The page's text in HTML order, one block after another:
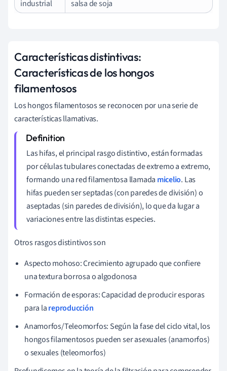
industrial salsa de soja
Características distintivas:
Características de los hongos
filamentosos
Los hongos filamentosos se reconocen por una serie de
características llamativas.
Las hifas, el principal rasgo distintivo, están formadas
por células tubulares conectadas de extremo a extremo,
formando una red filamentosa llamada micelio. Las
hifas pueden ser septadas (con paredes de división) o
aseptadas (sin paredes de división), lo que da lugar a
variaciones entre las distintas especies.
Otros rasgos distintivos son
Aspecto mohoso: Crecimiento agrupado que confiere
una textura borrosa o algodonosa
Formación de esporas: Capacidad de producir esporas
para lareproducción
Anamorfos/Teleomorfos: Según la fase del ciclo vital, los
hongos filamentosos pueden ser asexuales (anamorfos)
o sexuales (teleomorfos)